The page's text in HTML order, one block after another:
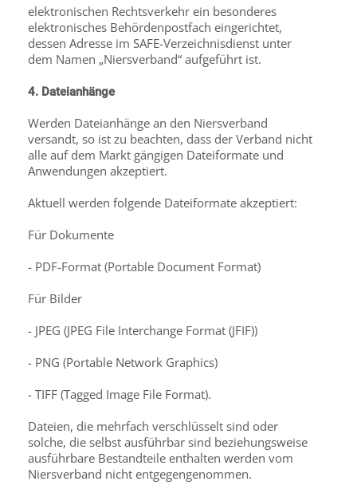
elektronischen Rechtsverkehr ein besonderes
elektronisches Behördenpostfach eingerichtet,
dessen Adresse im SAFE-Verzeichnisdienst unter
dem Namen „Niersverband“ aufgeführt ist.
4. Dateianhänge
Werden Dateianhänge an den Niersverband
versandt, so ist zu beachten, dass der Verband nicht
alle auf dem Markt gängigen Dateiformate und
Anwendungen akzeptiert.
Aktuell werden folgende Dateiformate akzeptiert:
Für Dokumente
- PDF-Format (Portable Document Format)
Für Bilder
- JPEG (JPEG File Interchange Format (JFIF))
- PNG (Portable Network Graphics)
- TIFF (Tagged Image File Format).
Dateien, die mehrfach verschlüsselt sind oder
solche, die selbst ausführbar sind beziehungsweise
ausführbare Bestandteile enthalten werden vom
Niersverband nicht entgegengenommen.